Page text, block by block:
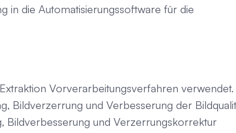
in die Automatisierungssoftware für die
Vorverarbeitungsverfahren
Bildverzerrung und Verbesserung der
Bildverbesserung und Verzerrungskorrektur